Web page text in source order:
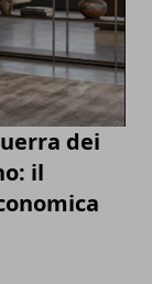
dei
il